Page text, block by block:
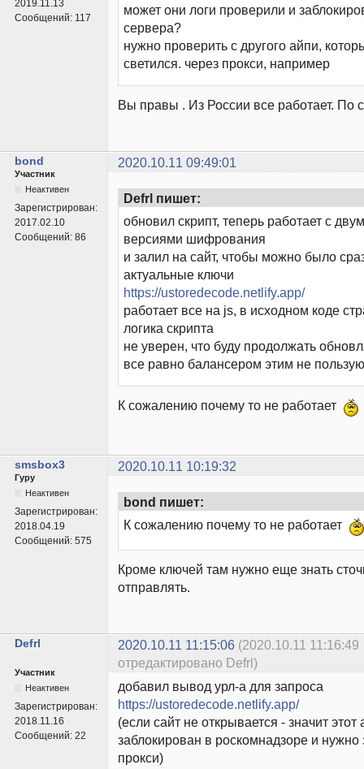
2019.11.13
Сообщений: 117
может они логи проверили и
сервера?
нужно проверить с другого айпи,
светился. через прокси, например
Вы правы . Из России все работает. По
bond 2020.10.11 09:49:01
Участник
Неактивен
Зарегистрирован:
2017.02.10
Сообщений: 86
Defrl пишет:
обновил скрипт, теперь работает с
версиями шифрования
и залил на сайт, чтобы можно было
актуальные ключи
https://ustoredecode.netlify.app/
работает все на js, в исходном коде
логика скрипта
не уверен, что буду продолжать
все равно балансером этим не
К сожалению почему то не работает
smsbox3 2020.10.11 10:19:32
Гуру
Неактивен
Зарегистрирован:
2018.04.19
Сообщений: 575
bond пишет:
К сожалению почему то не работает
Кроме ключей там нужно еще знать
отправлять.
Defrl 2020.10.11 11:15:06 (2020.10.11 11:16:49
отредактировано Defrl)
Участник
Неактивен
Зарегистрирован:
2018.11.16
Сообщений: 22
добавил вывод урл-а для запроса
https://ustoredecode.netlify.app/
(если сайт не открывается - значит
заблокирован в роскомнадзоре и нужно
прокси)